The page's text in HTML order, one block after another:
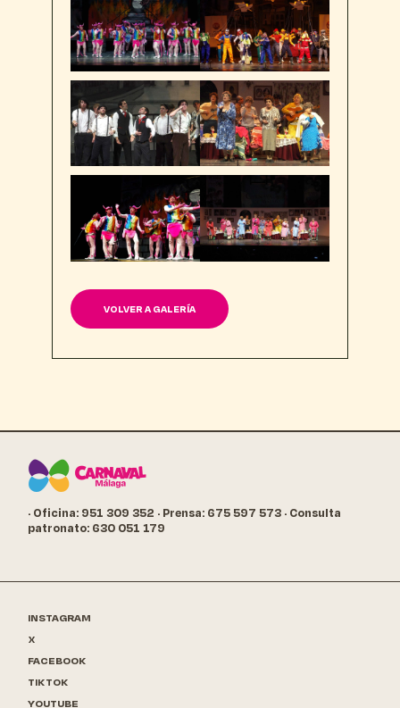
VOLVER A GALERÍA
· Oficina: 951 309 352 · Prensa: 675 597 573 · Consulta
patronato: 630 051 179
INSTAGRAM
X
FACEBOOK
TIKTOK
YOUTUBE